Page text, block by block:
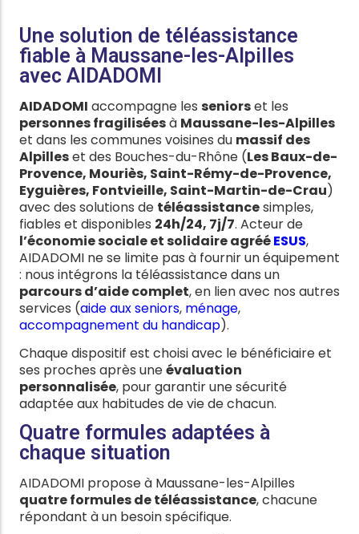
Une solution de téléassistance
fiable à Maussane-les-Alpilles
avec AIDADOMI
AIDADOMI accompagne les seniorset les
personnes fragiliséesà Maussane-les-Alpilles
et dans les communes voisines du massif des
Alpilleset des Bouches-du-Rhône (Les Baux-de-
Provence, Mouriès, Saint-Rémy-de-Provence,
Eyguières, Fontvieille, Saint-Martin-de-Crau)
avec des solutions de téléassistancesimples,
fiables et disponibles 24h/24, 7j/7. Acteur de
l’économie sociale et solidaire agrééESUS,
AIDADOMI ne se limite pas à fournir un équipement
: nous intégrons la téléassistance dans un
parcours d’aide complet, en lien avec nos autres
services (aide aux seniors, ménage,
accompagnement du handicap).
Chaque dispositif est choisi avec le bénéficiaire et
ses proches après uneévaluation
personnalisée, pour garantir une sécurité
adaptée aux habitudes de vie de chacun.
Quatre formules adaptées à
chaque situation
AIDADOMI propose à Maussane-les-Alpilles
quatre formules de téléassistance, chacune
répondant à un besoin spécifique.